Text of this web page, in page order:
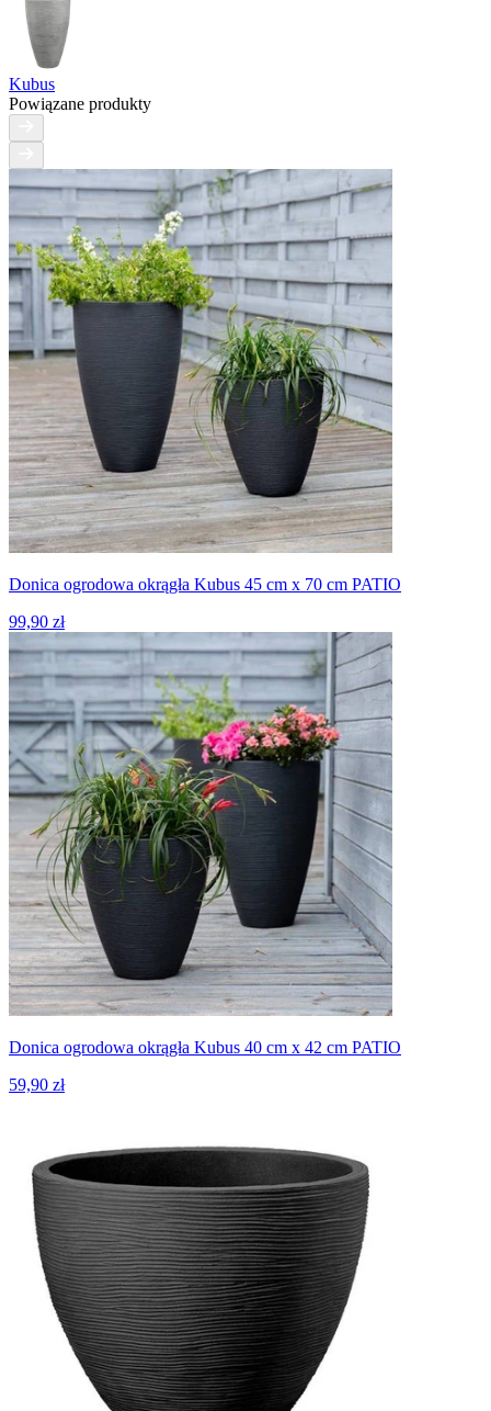
Kubus
Powiązane produkty
Donica ogrodowa okrągła Kubus 45 cm x 70 cm PATIO
99,90 zł
Donica ogrodowa okrągła Kubus 40 cm x 42 cm PATIO
59,90 zł